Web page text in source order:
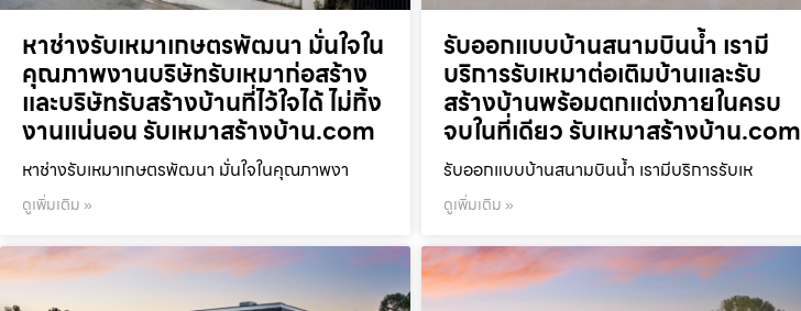
หาช่างรับเหมาเกษตรพัฒนา มั่นใจใน
คุณภาพงานบริษัทรับเหมาก่อสร้าง
และบริษัทรับสร้างบ้านที่ไว้ใจได้ ไม่ทิ้ง
งานแน่นอน รับเหมาสร้างบ้าน.com
หาช่างรับเหมาเกษตรพัฒนา มั่นใจในคุณภาพงา
ดูเพิ่มเติม »
รับออกแบบบ้านสนามบินน้ำ เรามี
บริการรับเหมาต่อเติมบ้านและรับ
สร้างบ้านพร้อมตกแต่งภายในครบ
จบในที่เดียว รับเหมาสร้างบ้าน.com
รับออกแบบบ้านสนามบินน้ำ เรามีบริการรับเห
ดูเพิ่มเติม »